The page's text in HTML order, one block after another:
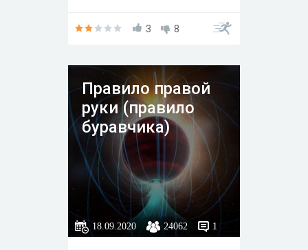
3 8
Правило правой
руки (правило
буравчика)
18.09.2020 24062 1